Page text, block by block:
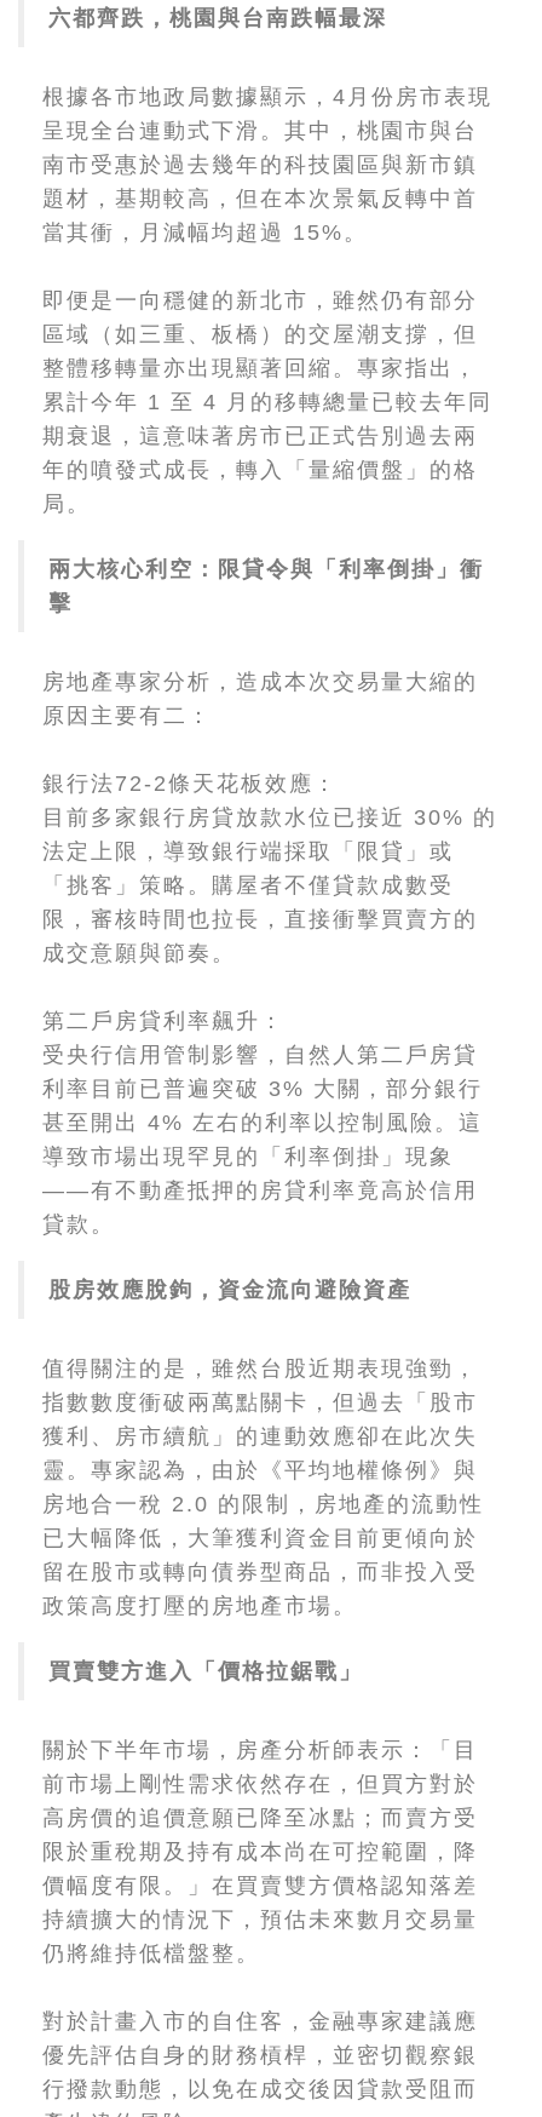
六都齊跌，桃園與台南跌幅最深
根據各市地政局數據顯示，4月份房市表現
呈現全台連動式下滑。其中，桃園市與台
南市受惠於過去幾年的科技園區與新市鎮
題材，基期較高，但在本次景氣反轉中首
當其衝，月減幅均超過 15%。
即便是一向穩健的新北市，雖然仍有部分
區域（如三重、板橋）的交屋潮支撐，但
整體移轉量亦出現顯著回縮。專家指出，
累計今年 1 至 4 月的移轉總量已較去年同
期衰退，這意味著房市已正式告別過去兩
年的噴發式成長，轉入「量縮價盤」的格
局。
兩大核心利空：限貸令與「利率倒掛」衝
擊
房地產專家分析，造成本次交易量大縮的
原因主要有二：
銀行法72-2條天花板效應：
目前多家銀行房貸放款水位已接近 30% 的
法定上限，導致銀行端採取「限貸」或
「挑客」策略。購屋者不僅貸款成數受
限，審核時間也拉長，直接衝擊買賣方的
成交意願與節奏。
第二戶房貸利率飆升：
受央行信用管制影響，自然人第二戶房貸
利率目前已普遍突破 3% 大關，部分銀行
甚至開出 4% 左右的利率以控制風險。這
導致市場出現罕見的「利率倒掛」現象
——有不動產抵押的房貸利率竟高於信用
貸款。
股房效應脫鉤，資金流向避險資產
值得關注的是，雖然台股近期表現強勁，
指數數度衝破兩萬點關卡，但過去「股市
獲利、房市續航」的連動效應卻在此次失
靈。專家認為，由於《平均地權條例》與
房地合一稅 2.0 的限制，房地產的流動性
已大幅降低，大筆獲利資金目前更傾向於
留在股市或轉向債券型商品，而非投入受
政策高度打壓的房地產市場。
買賣雙方進入「價格拉鋸戰」
關於下半年市場，房產分析師表示：「目
前市場上剛性需求依然存在，但買方對於
高房價的追價意願已降至冰點；而賣方受
限於重稅期及持有成本尚在可控範圍，降
價幅度有限。」在買賣雙方價格認知落差
持續擴大的情況下，預估未來數月交易量
仍將維持低檔盤整。
對於計畫入市的自住客，金融專家建議應
優先評估自身的財務槓桿，並密切觀察銀
行撥款動態，以免在成交後因貸款受阻而